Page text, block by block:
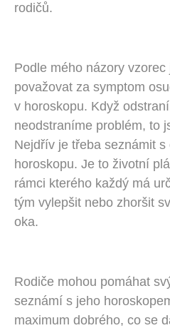
rodičů.
Podle mého názory
považovat za symptom
v horoskopu. Když
neodstraníme problém, to
Nejdřív je třeba seznámit
horoskopu. Je to životní
rámci kterého každý má
tým vylepšit nebo zhoršit
oka.
Rodiče mohou pomáhat
seznámí s jeho
maximum dobrého, co se